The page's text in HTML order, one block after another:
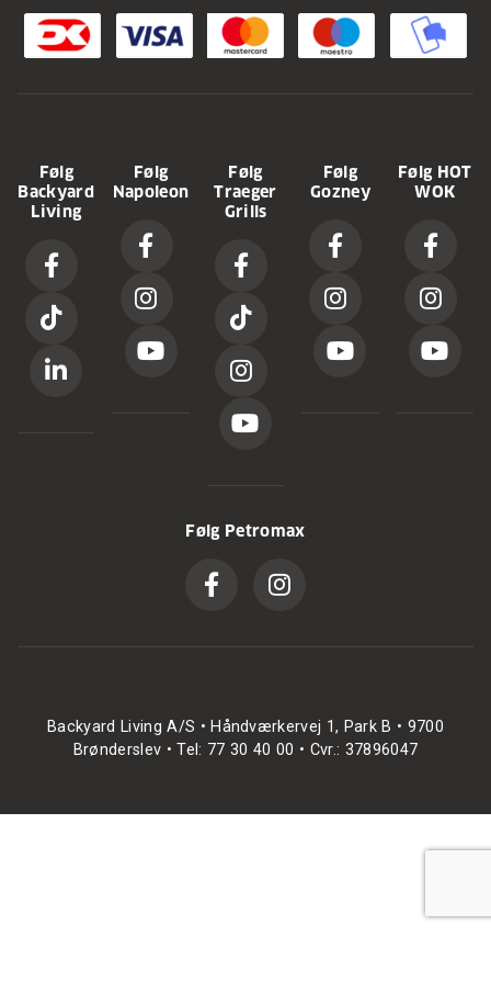
Følg
Backyard
Living
Følg
Napoleon
Følg
Traeger
Grills
Følg
Gozney
Følg HOT
WOK
Følg Petromax
Backyard Living A/S • Håndværkervej 1, Park B • 9700
Brønderslev • Tel: 77 30 40 00 • Cvr.: 37896047